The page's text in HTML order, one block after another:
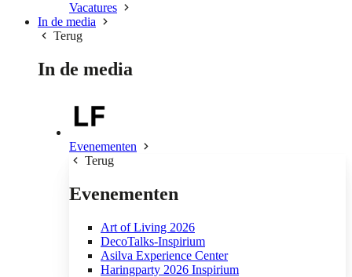
Vacatures
In de media
Terug
In de media
Evenementen
Terug
Evenementen
Art of Living 2026
DecoTalks-Inspirium
Asilva Experience Center
Haringparty 2026 Inspirium